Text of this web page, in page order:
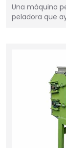
Una máquina
peladora que